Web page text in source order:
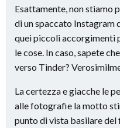
Esattamente, non stiamo
di un spaccato
quei piccoli accorgimenti
le cose. In caso, sapete
verso Tinder?
La certezza e giacche le
alle fotografie la motto
punto di vista basilare del